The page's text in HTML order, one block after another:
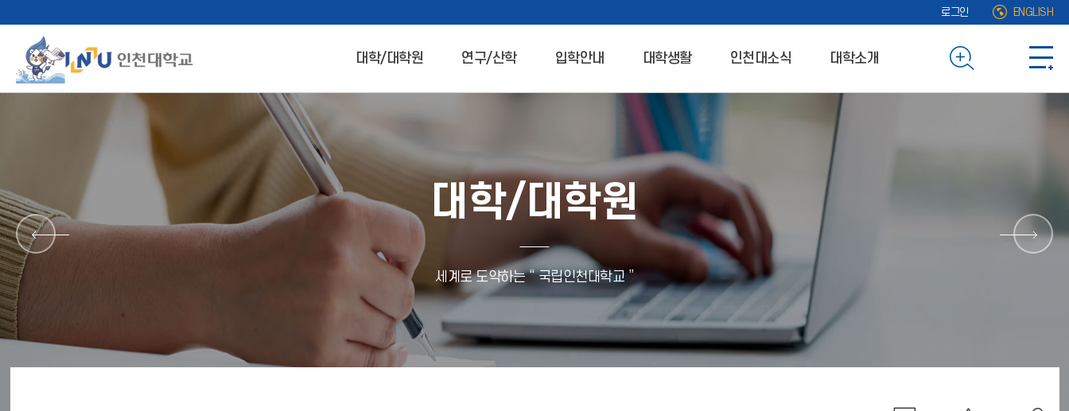
로그인 ENGLISH
대학/대학원 연구/산학 입학안내 대학생활 인천대소식 대학소개
대학/대학원
세계로 도약하는 “ 국립인천대학교 ”